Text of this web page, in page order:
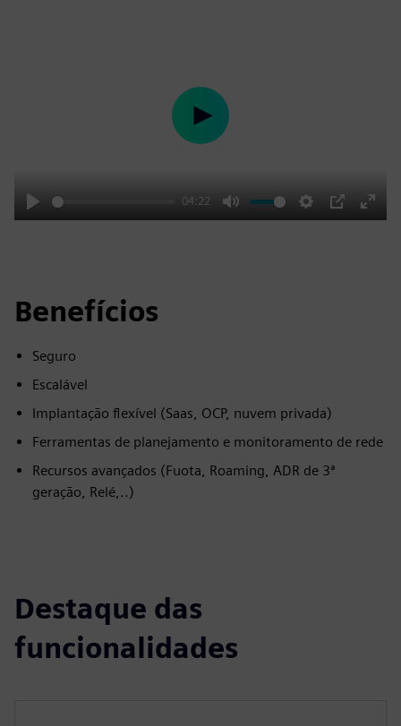
Play
04:22
Mute Settings
PIP
Enter
Play
Benefícios
Seguro
Escalável
Implantação flexível (Saas, OCP, nuvem privada)
Ferramentas de planejamento e monitoramento de rede
Recursos avançados (Fuota, Roaming, ADR de 3ª
geração, Relé,..)
Destaque das
funcionalidades